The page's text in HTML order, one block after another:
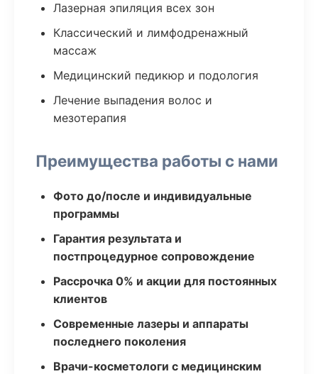
Лазерная эпиляция всех зон
Классический и лимфодренажный
массаж
Медицинский педикюр и подология
Лечение выпадения волос и
мезотерапия
Преимущества работы с нами
Фото до/после и индивидуальные
программы
Гарантия результата и
постпроцедурное сопровождение
Рассрочка 0% и акции для постоянных
клиентов
Современные лазеры и аппараты
последнего поколения
Врачи-косметологи с медицинским